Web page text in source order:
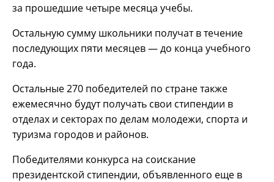
за прошедшие четыре месяца учебы.
Остальную сумму школьники получат в течение
последующих пяти месяцев — до конца учебного
года.
Остальные 270 победителей по стране также
ежемесячно будут получать свои стипендии в
отделах и секторах по делам молодежи, спорта и
туризма городов и районов.
Победителями конкурса на соискание
президентской стипендии, объявленного еще в